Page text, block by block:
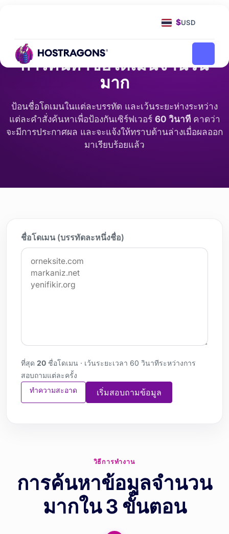
$USD
การค้นหาชื่อโดเมนจำนวน
มาก
ป้อนชื่อโดเมนในแต่ละบรรทัด และเว้นระยะห่างระหว่าง
แต่ละคำสั่งค้นหาเพื่อป้องกันเซิร์ฟเวอร์ 60 วินาทีคาดว่า
จะมีการประกาศผล และจะแจ้งให้ทราบด้านล่างเมื่อผลออก
มาเรียบร้อยแล้ว
ชื่อโดเมน (บรรทัดละหนึ่งชื่อ)
ที่สุด 20 ชื่อโดเมน · เว้นระยะเวลา 60 วินาทีระหว่างการ
สอบถามแต่ละครั้ง
ทำความสะอาด
เริ่มสอบถามข้อมูล
วิธีการทำงาน
การค้นหาข้อมูลจำนวน
มากใน 3 ขั้นตอน